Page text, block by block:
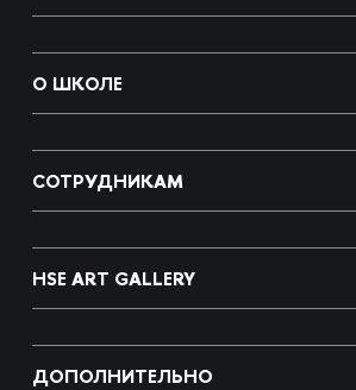
О ШКОЛЕ
СОТРУДНИКАМ
HSE ART GALLERY
ДОПОЛНИТЕЛЬНО